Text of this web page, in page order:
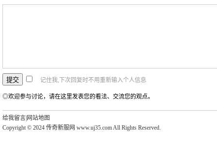
记住我,下次回复时不用重新输入个人信息
◎欢迎参与讨论，请在这里发表您的看法、交流您的观点。
给我留言 网站地图
Copyright © 2024 传奇新服网 www.uj35.com All Rights Reserved.